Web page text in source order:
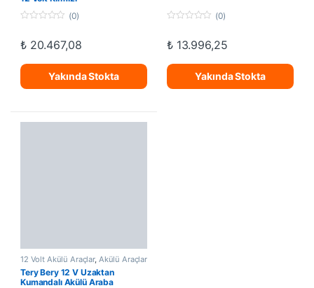
u
f
(0)
₺20.467,08
Yakında Stokta
u
f
(0)
₺13.996,25
Yakında Stokta
12 Volt Akülü Araçlar, Akülü Araçlar
Tery Bery 12 V Uzaktan
Kumandalı Akülü Araba